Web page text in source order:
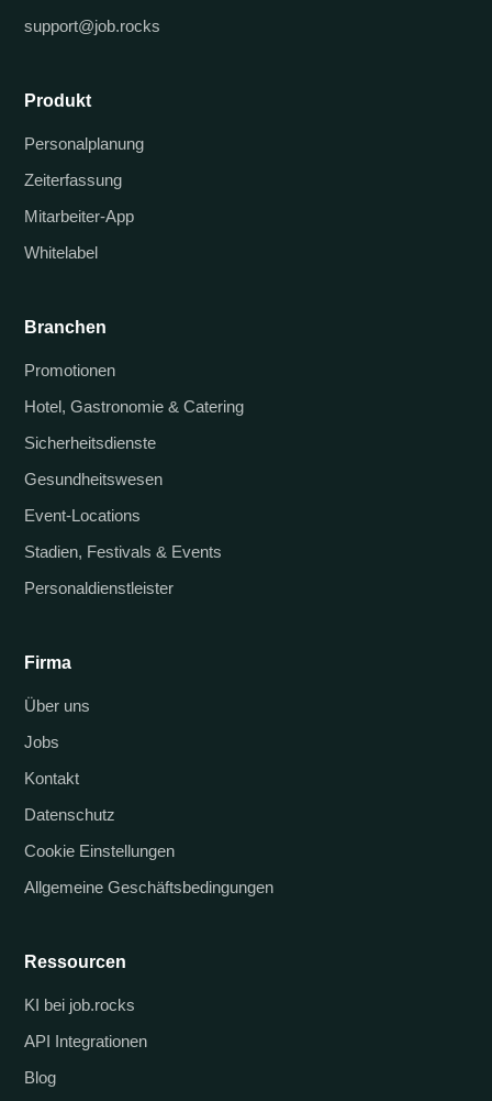
support@job.rocks
Produkt
Personalplanung
Zeiterfassung
Mitarbeiter-App
Whitelabel
Branchen
Promotionen
Hotel, Gastronomie & Catering
Sicherheitsdienste
Gesundheitswesen
Event-Locations
Stadien, Festivals & Events
Personaldienstleister
Firma
Über uns
Jobs
Kontakt
Datenschutz
Cookie Einstellungen
Allgemeine Geschäftsbedingungen
Ressourcen
KI bei job.rocks
API Integrationen
Blog